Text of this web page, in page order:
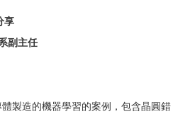
享
副主任
製造的機器學習的案例，包含晶圓錯